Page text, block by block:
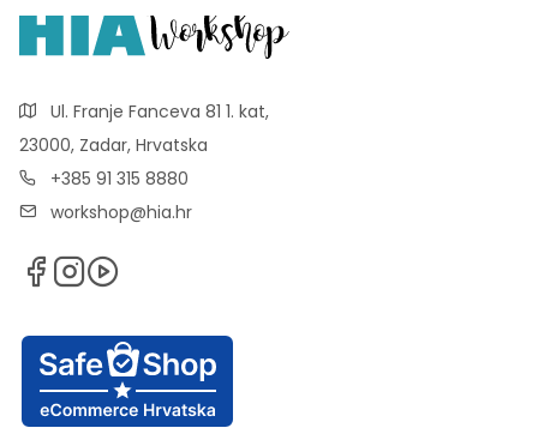
Ul. Franje Fanceva 81 1. kat,
23000, Zadar, Hrvatska
+385 91 315 8880
workshop@hia.hr